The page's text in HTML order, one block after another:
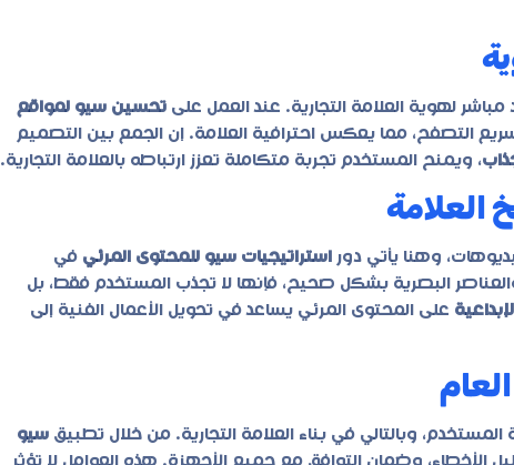
لهوية العلامة التجارية. عند العمل على تحسين سيو لمواقع
التصفح، مما يعكس احترافية العلامة. إن الجمع بين التصميم
، ويمنح المستخدم تجربة متكاملة تعزز ارتباطه بالعلامة التجارية.
العلامة
وهنا يأتي دور استراتيجيات سيو للمحتوى المرئي في
البصرية بشكل صحيح، فإنها لا تجذب المستخدم فقط، بل
على المحتوى المرئي يساعد في تحويل الأعمال الفنية إلى
وبالتالي في بناء العلامة التجارية. من خلال تطبيق سيو
الأخطاء، وضمان التوافق مع جميع الأجهزة. هذه العوامل لا تؤثر